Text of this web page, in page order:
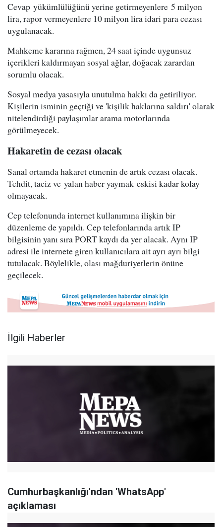
Cevap yükümlülüğünü yerine getirmeyenlere 5 milyon
lira, rapor vermeyenlere 10 milyon lira idari para cezası
uygulanacak.
Mahkeme kararına rağmen, 24 saat içinde uygunsuz
içerikleri kaldırmayan sosyal ağlar, doğacak zarardan
sorumlu olacak.
Sosyal medya yasasıyla unutulma hakkı da getiriliyor.
Kişilerin isminin geçtiği ve 'kişilik haklarına saldırı' olarak
nitelendirdiği paylaşımlar arama motorlarında
görülmeyecek.
Hakaretin de cezası olacak
Sanal ortamda hakaret etmenin de artık cezası olacak.
Tehdit, taciz ve yalan haber yaymak eskisi kadar kolay
olmayacak.
Cep telefonunda internet kullanımına ilişkin bir
düzenleme de yapıldı. Cep telefonlarında artık IP
bilgisinin yanı sıra PORT kaydı da yer alacak. Aynı IP
adresi ile internete giren kullanıcılara ait ayrı ayrı bilgi
tutulacak. Böylelikle, olası mağduriyetlerin önüne
geçilecek.
İlgili Haberler
Cumhurbaşkanlığı'ndan 'WhatsApp'
açıklaması